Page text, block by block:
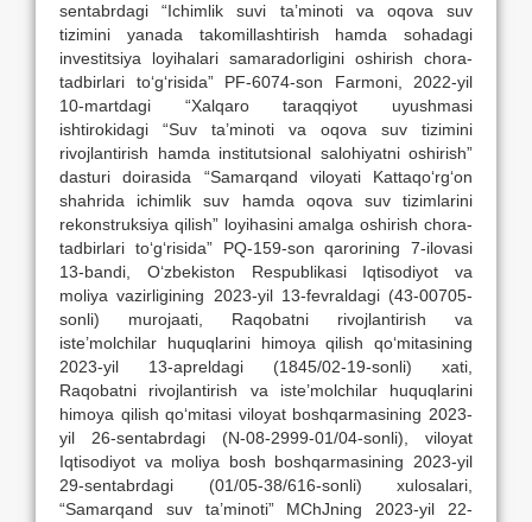
sentabrdagi “Ichimlik suvi ta’minoti va oqova suv
tizimini yanada takomillashtirish hamda sohadagi
investitsiya loyihalari samaradorligini oshirish chora-
tadbirlari to‘g‘risida” PF-6074-son Farmoni, 2022-yil
10-martdagi “Xalqaro taraqqiyot uyushmasi
ishtirokidagi “Suv ta’minoti va oqova suv tizimini
rivojlantirish hamda institutsional salohiyatni oshirish”
dasturi doirasida “Samarqand viloyati Kattaqo‘rg‘on
shahrida ichimlik suv hamda oqova suv tizimlarini
rekonstruksiya qilish” loyihasini amalga oshirish chora-
tadbirlari to‘g‘risida” PQ-159-son qarorining 7-ilovasi
13-bandi, O‘zbekiston Respublikasi Iqtisodiyot va
moliya vazirligining 2023-yil 13-fevraldagi (43-00705-
sonli) murojaati, Raqobatni rivojlantirish va
iste’molchilar huquqlarini himoya qilish qo‘mitasining
2023-yil 13-apreldagi (1845/02-19-sonli) xati,
Raqobatni rivojlantirish va iste’molchilar huquqlarini
himoya qilish qo‘mitasi viloyat boshqarmasining 2023-
yil 26-sentabrdagi (N-08-2999-01/04-sonli), viloyat
Iqtisodiyot va moliya bosh boshqarmasining 2023-yil
29-sentabrdagi (01/05-38/616-sonli) xulosalari,
“Samarqand suv ta’minoti” MChJning 2023-yil 22-